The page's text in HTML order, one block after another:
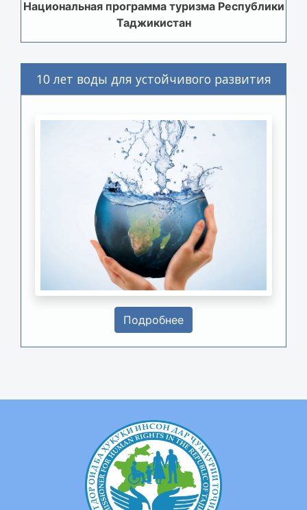
Национальная программа туризма Республики
Таджикистан
10 лет воды для устойчивого развития
Подробнее